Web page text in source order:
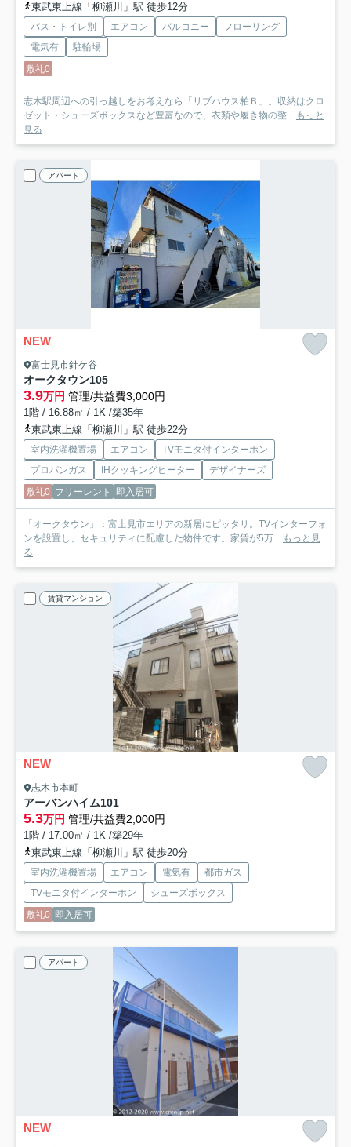
東武東上線「柳瀬川」駅 徒歩12分
バス・トイレ別 エアコン バルコニー
フローリング
電気有
駐輪場
敷礼0
志木駅周辺への引っ越しをお考えなら「リブハウス柏Ｂ」。収納はクロ
ゼット・シューズボックスなど豊富なので、衣類や履き物の整... もっと
見る
アパート
NEW
富士見市針ケ谷
オークタウン105
3.9万円 管理/共益費3,000円
1階 / 16.88㎡ / 1K /築35年
東武東上線「柳瀬川」駅 徒歩22分
室内洗濯機置場 エアコン
TVモニタ付インターホン
プロパンガス
IHクッキングヒーター
デザイナーズ
敷礼0 フリーレント 即入居可
「オークタウン」：富士見市エリアの新居にピッタリ。TVインターフォ
ンを設置し、セキュリティに配慮した物件です。家賃が5万... もっと見
る
賃貸マンション
NEW
志木市本町
アーバンハイム101
5.3万円 管理/共益費2,000円
1階 / 17.00㎡ / 1K /築29年
東武東上線「柳瀬川」駅 徒歩20分
室内洗濯機置場 エアコン 電気有
都市ガス
TVモニタ付インターホン
シューズボックス
敷礼0 即入居可
アパート
NEW